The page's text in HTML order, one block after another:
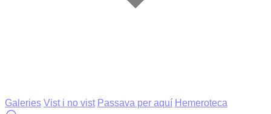
Galeries Vist i no vist Passava per aquí Hemeroteca